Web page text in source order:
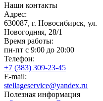
Наши контакты
Адрес:
630087, г. Новосибирск, ул.
Новогодняя, 28/1
Время работы:
пн-пт с 9:00 до 20:00
Телефон:
+7 (383) 309-23-45
E-mail:
stellageservice@yandex.ru
Полезная информация